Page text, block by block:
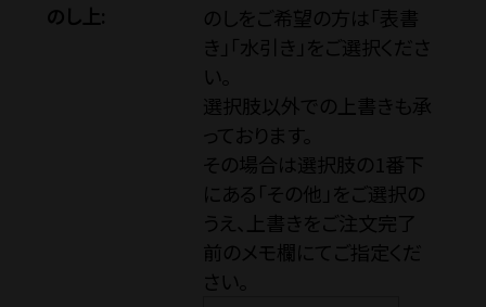
のし上:
のしをご希望の方は「表書
き」「水引き」をご選択くださ
い。
選択肢以外での上書きも承
っております。
その場合は選択肢の1番下
にある「その他」をご選択の
うえ、上書きをご注文完了
前のメモ欄にてご指定くだ
さい。
eギフトについて
お問い合わせ
ショップブログ
石川酒造公式サイト